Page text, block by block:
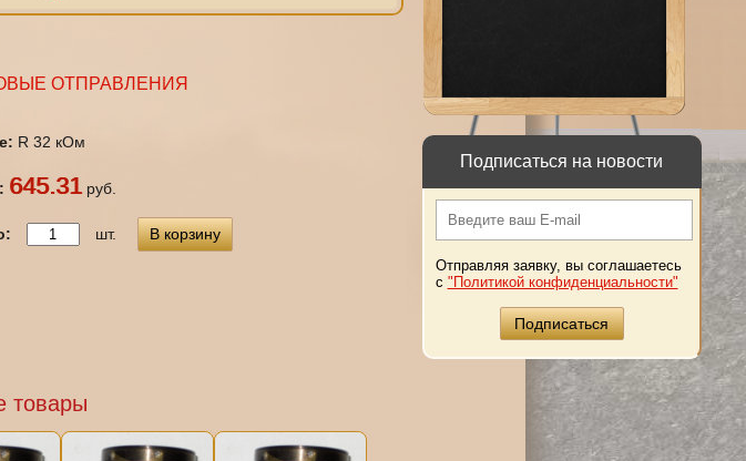
Подписаться на новости
Отправляя заявку, вы соглашаетесь
с "Политикой конфиденциальности"
ОТПРАВЛЕНИЯ
R 32 кОм
645.31руб.
шт. В корзину
товары